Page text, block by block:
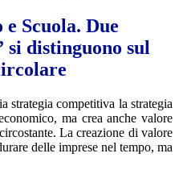
Scuola. Due
distinguono sul
strategia competitiva la strategia
ma crea anche valore
La creazione di valore
delle imprese nel tempo, ma